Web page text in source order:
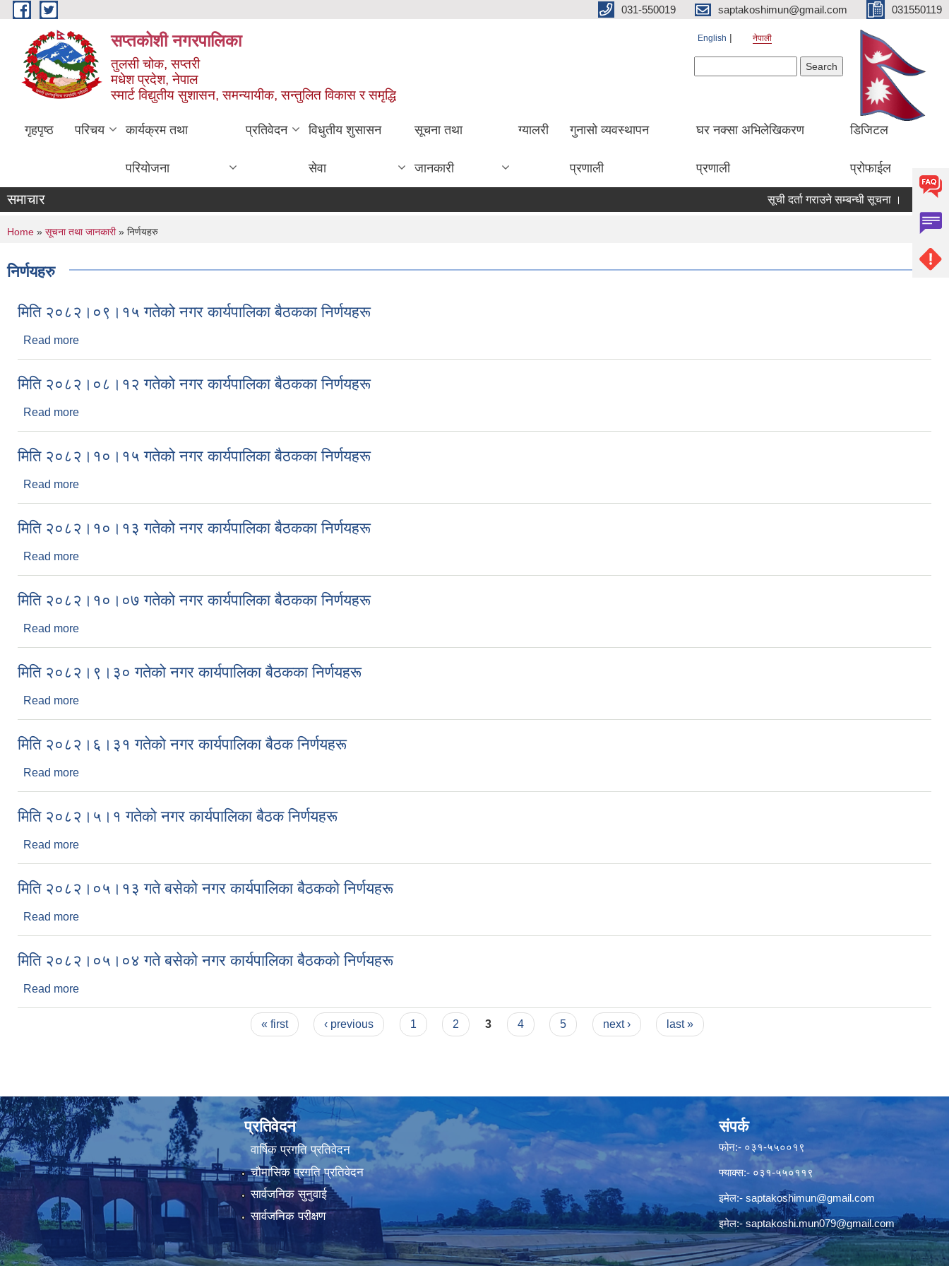
Skip to main content 031-550019 saptakoshimun@gmail.com 031550119
सप्तकोशी नगरपालिका
तुलसी चोक, सप्तरी
मधेश प्रदेश, नेपाल
स्मार्ट विद्युतीय सुशासन, समन्यायीक, सन्तुलित विकास र समृद्धि
English नेपाली
गृहपृष्ठ परिचय कार्यक्रम तथा
परियोजना
प्रतिवेदन विधुतीय शुसासन
सेवा
सूचना तथा
जानकारी
ग्यालरी गुनासो व्यवस्थापन
प्रणाली
घर नक्सा अभिलेखिकरण
प्रणाली
डिजिटल
प्रोफाईल
समाचार सूची दर्ता गराउने सम्बन्धी सूचना ।
You are here
Home » सूचना तथा जानकारी» निर्णयहरु
निर्णयहरु
मिति २०८२।०९।१५ गतेको नगर कार्यपालिका बैठकका निर्णयहरू
Read more
मिति २०८२।०८।१२ गतेको नगर कार्यपालिका बैठकका निर्णयहरू
Read more
मिति २०८२।१०।१५ गतेको नगर कार्यपालिका बैठकका निर्णयहरू
Read more
मिति २०८२।१०।१३ गतेको नगर कार्यपालिका बैठकका निर्णयहरू
Read more
मिति २०८२।१०।०७ गतेको नगर कार्यपालिका बैठकका निर्णयहरू
Read more
मिति २०८२।९।३० गतेको नगर कार्यपालिका बैठकका निर्णयहरू
Read more
मिति २०८२।६।३१ गतेको नगर कार्यपालिका बैठक निर्णयहरू
Read more
मिति २०८२।५।१ गतेको नगर कार्यपालिका बैठक निर्णयहरू
Read more
मिति २०८२।०५।१३ गते बसेको नगर कार्यपालिका बैठकको निर्णयहरू
Read more
मिति २०८२।०५।०४ गते बसेको नगर कार्यपालिका बैठकको निर्णयहरू
Read more
« first ‹ previous 1 2 3 4 5 next › last »
प्रतिवेदन
वार्षिक प्रगति प्रतिवेदन
चौमासिक प्रगति प्रतिवेदन
सार्वजनिक सुनुवाई
सार्वजनिक परीक्षण
संपर्क
फोन:- ०३१-५५००१९
फ्याक्स:- ०३१-५५०११९
इमेल:- saptakoshimun@gmail.com
इमेल:- saptakoshi.mun079@gmail.com